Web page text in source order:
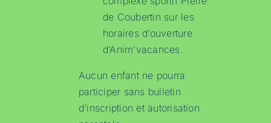
de Coubertin sur les
horaires d’ouverture
d’Anim’vacances.
Aucun enfant ne pourra
participer sans bulletin
d’inscription et autorisation